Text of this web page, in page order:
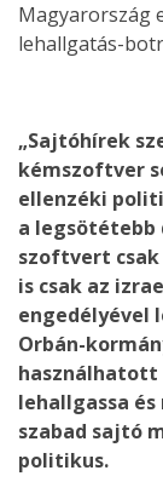
Magyarország
lehallgatás-
„Sajtóhírek
kémszoftver
ellenzéki
a legsötétebb
szoftvert
is csak az
engedélyével
Orbán-
használhatott
lehallgassa
szabad sajtó
politikus.